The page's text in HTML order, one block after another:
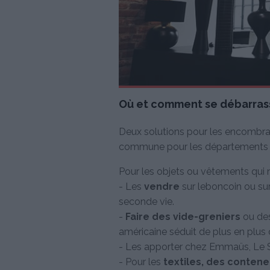
Où et comment se
Deux solutions pour les
commune pour les
Pour les objets ou vêtements qui
- Les vendre sur leboncoin ou
seconde vie.
- Faire des vide-greniers ou
américaine séduit de plus en plus
- Les apporter chez Emmaüs, Le
- Pour les textiles, des